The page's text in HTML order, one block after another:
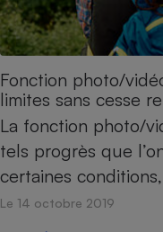
Fonction photo/
limites sans cesse
La fonction photo/
tels progrès que
certaines
Le 14 octobre 2019